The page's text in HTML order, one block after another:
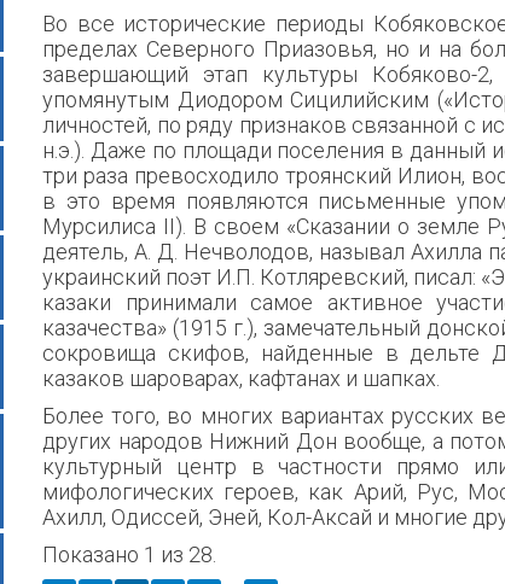
Во все исторические периоды
пределах Се­верного Приазовья, но и на
завершающий этап культуры Кобяково-
упомянутым Диодором Сицилийским
личностей, по ряду признаков связанной с
н.э.). Даже по площади поселения в данный
три раза превосходило троянский Илион,
в это время появляются письменные
Мурсилиса II). В своем «Сказании о земле
деятель, А. Д. Нечволодов, называл Ахилла
украинский поэт И.П. Котляревский, писал:
казаки принимали самое активное
казачества» (1915 г.), замечательный
сокровища скифов, найденные в дельте
казаков шароварах, кафтанах и шапках.
Более того, во многих вариантах русских
других народов Нижний Дон вообще, а
культурный центр в частности прямо
мифологических героев, как Арий, Рус,
Ахилл, Одиссей, Эней, Кол-Аксай и многие
Показано 1 из 28.